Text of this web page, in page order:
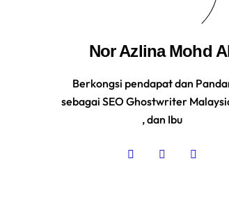
Nor Azlina Mohd
Berkongsi pendapat dan
sebagai SEO Ghostwriter
, dan Ibu